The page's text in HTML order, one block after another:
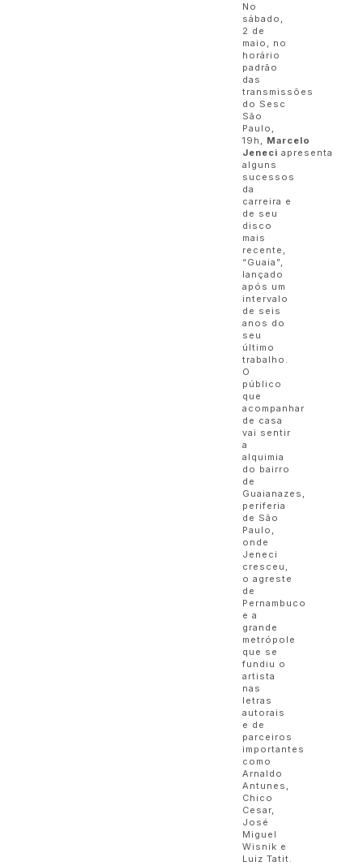
No
sábado,
2 de
maio, no
horário
padrão
das
transmissões
do Sesc
São
Paulo,
19h, Marcelo
Jeneci apresenta
alguns
sucessos
da
carreira e
de seu
disco
mais
recente,
“Guaia”,
lançado
após um
intervalo
de seis
anos do
seu
último
trabalho.
O
público
que
acompanhar
de casa
vai sentir
a
alquimia
do bairro
de
Guaianazes,
periferia
de São
Paulo,
onde
Jeneci
cresceu,
o agreste
de
Pernambuco
e a
grande
metrópole
que se
fundiu o
artista
nas
letras
autorais
e de
parceiros
importantes
como
Arnaldo
Antunes,
Chico
Cesar,
José
Miguel
Wisnik e
Luiz Tatit.